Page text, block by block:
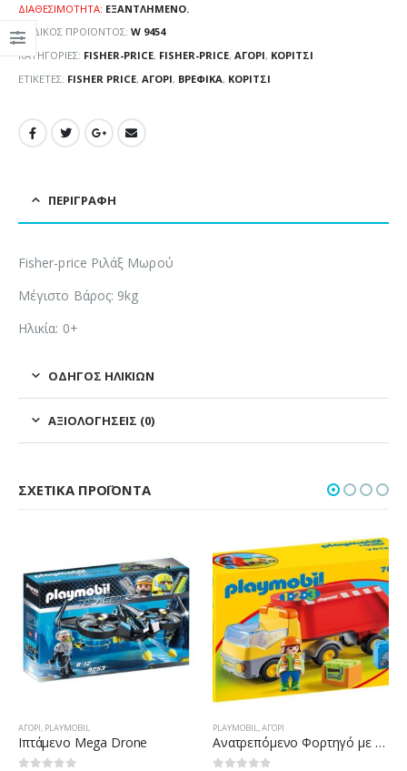
ΔΙΑΘΕΣΙΜΌΤΗΤΑ: ΕΞΑΝΤΛΗΜΈΝΟ.
ΚΩΔΙΚΌΣ ΠΡΟΪΌΝΤΟΣ: W 9454
ΚΑΤΗΓΟΡΊΕΣ: FISHER-PRICE, FISHER-PRICE, ΑΓΌΡΙ, ΚΟΡΊΤΣΙ
ΕΤΙΚΈΤΕΣ: FISHER PRICE, ΑΓΌΡΙ, ΒΡΕΦΙΚΆ, ΚΟΡΊΤΣΙ
ΠΕΡΙΓΡΑΦΉ
Fisher-price Ριλάξ Μωρού
Μέγιστο Βάρος: 9kg
Ηλικία: 0+
ΟΔΗΓΌΣ ΗΛΙΚΙΏΝ
ΑΞΙΟΛΟΓΉΣΕΙΣ (0)
ΣΧΕΤΙΚΆ ΠΡΟΪΌΝΤΑ
ΑΓΌΡΙ, PLAYMOBIL
Ιπτάμενο Mega Drone
PLAYMOBIL,ΑΓΌΡΙ
Ανατρεπόμενο Φορτηγό με εργάτη